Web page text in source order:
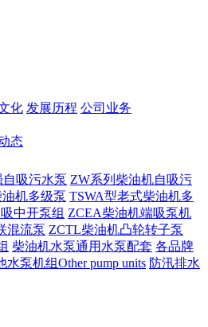
化 发展历程 公司业务
态
吸污水泵 ZW系列柴油机自吸污
机多级泵 TSWA型老式柴油机多
中开泵组 ZCEA柴油机端吸泵机
混流泵 ZCTL柴油机凸轮转子泵
柴油机水泵通用水泵配套 各品牌
水泵机组Other pump units 防汛排水